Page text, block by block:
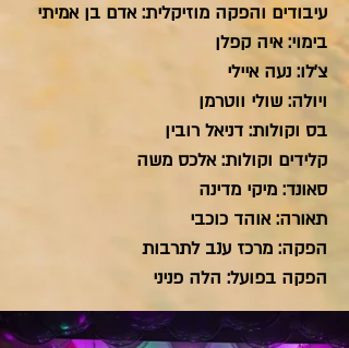
עיבודים והפקה מוזיקלית: אדם בן אמיתי
בימוי: איה קפלן
צ׳לו: נעה איילי
ויולה: שולי ווטרמן
בס וקולות: דניאל רובין
קלידים וקולות: אלכס משה
סאונד: מיקי מדינה
תאורה: אוהד כוכבי
הפקה: מרכז ענב לתרבות
הפקה בפועל: הלה פניני